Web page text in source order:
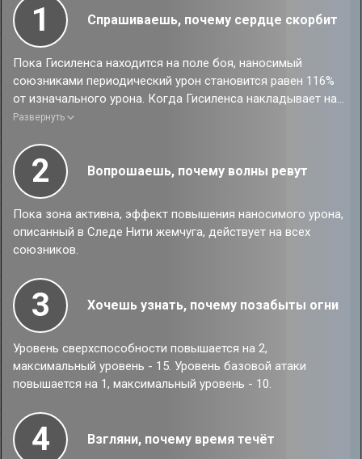
1 Спрашиваешь, почему сердце скорбит
Пока Гисиленса находится на поле боя, наносимый
союзниками периодический урон становится равен 116%
от изначального урона. Когда Гисиленса накладывает на
противника статус Выветривание, Кровотечение, Горение
базовый шанс 100% дополнительно наложить на него
статус Выветривание, Кровотечение, Горение или Шок,
который является идентичным изначальному эффекту её
Развернуть
2 Вопрошаешь, почему волны ревут
Пока зона активна, эффект повышения наносимого урона,
описанный в Следе Нити жемчуга, действует на всех
союзников.
3 Хочешь узнать, почему позабыты огни
Уровень сверхспособности повышается на 2,
максимальный уровень - 15. Уровень базовой атаки
повышается на 1, максимальный уровень - 10.
4 Взгляни, почему время течёт